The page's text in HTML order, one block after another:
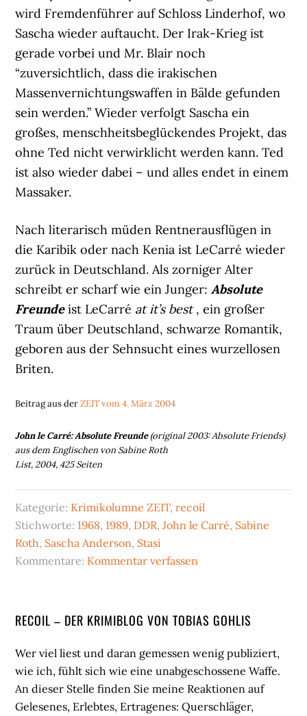
wird Fremdenführer auf Schloss Linderhof, wo
Sascha wieder auftaucht. Der Irak-Krieg ist
gerade vorbei und Mr. Blair noch
“zuversichtlich, dass die irakischen
Massenvernichtungswaffen in Bälde gefunden
sein werden.” Wieder verfolgt Sascha ein
großes, menschheitsbeglückendes Projekt, das
ohne Ted nicht verwirklicht werden kann. Ted
ist also wieder dabei – und alles endet in einem
Massaker.
Nach literarisch müden Rentnerausflügen in
die Karibik oder nach Kenia ist LeCarré wieder
zurück in Deutschland. Als zorniger Alter
schreibt er scharf wie ein Junger:Absolute
Freundeist LeCarré at it’s best, ein großer
Traum über Deutschland, schwarze Romantik,
geboren aus der Sehnsucht eines wurzellosen
Briten.
Beitrag aus derZEIT vom 4. März 2004
John le Carré: Absolute Freunde(original 2003: Absolute Friends)
aus dem Englischen von Sabine Roth
List, 2004, 425 Seiten
Kategorie: Krimikolumne ZEIT,recoil
Stichworte:1968,1989, DDR,John le Carré, Sabine
Roth, Sascha Anderson, Stasi
Kommentare: Kommentar verfassen
Seitenspalte
RECOIL – DER KRIMIBLOG VON TOBIAS GOHLIS
Wer viel liest und daran gemessen wenig publiziert,
wie ich, fühlt sich wie eine unabgeschossene Waffe.
An dieser Stelle finden Sie meine Reaktionen auf
Gelesenes, Erlebtes, Ertragenes: Querschläger,